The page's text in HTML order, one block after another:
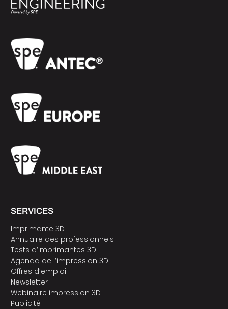
SERVICES
Imprimante 3D
Annuaire des professionnels
Tests d’imprimantes 3D
Agenda de l’impression 3D
Offres d’emploi
Newsletter
Webinaire impression 3D
Publicité